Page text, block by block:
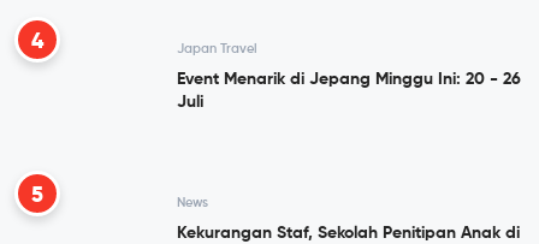
4 Japan Travel
Event Menarik di Jepang Minggu Ini: 20 - 26
Juli
5 News
Kekurangan Staf, Sekolah Penitipan Anak di